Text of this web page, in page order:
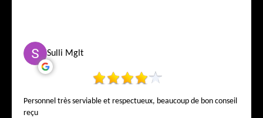
Sulli Mglt
Personnel très serviable et respectueux, beaucoup de bon conseil
reçu